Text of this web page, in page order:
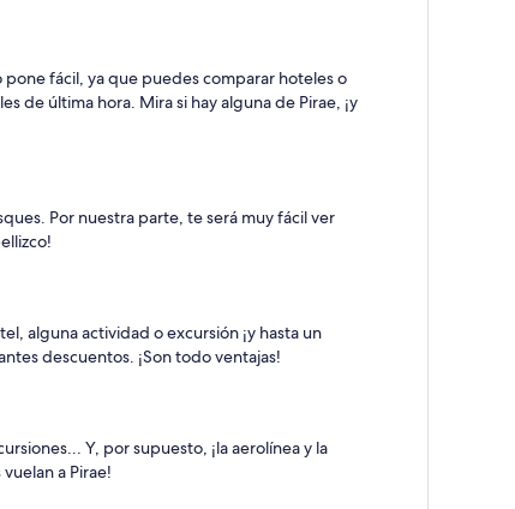
fácil, ya que puedes comparar hoteles o
de última hora. Mira si hay alguna de Pirae, ¡y
Por nuestra parte, te será muy fácil ver
alguna actividad o excursión ¡y hasta un
descuentos. ¡Son todo ventajas!
Y, por supuesto, ¡la aerolínea y la
a Pirae!